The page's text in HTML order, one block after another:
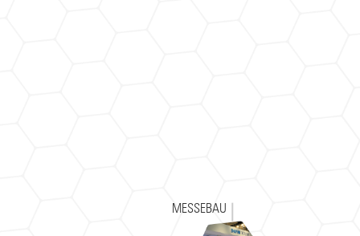
MESSEBAU